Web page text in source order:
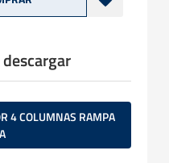
4 COLUMNAS RAMPA